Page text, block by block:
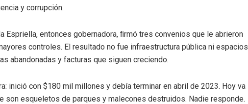
y corrupción.
Espriella, entonces gobernadora, ﬁrmó tres convenios que le abrieron
controles. El resultado no fue infraestructura pública ni espacios
abandonadas y facturas que siguen creciendo.
inició con $180 mil millones y debía terminar en abril de 2023. Hoy va
son esqueletos de parques y malecones destruidos. Nadie responde.